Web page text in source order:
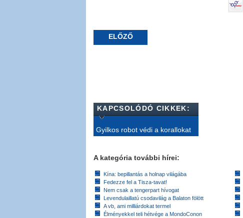
ELŐZŐ
KAPCSOLÓDÓ CIKKEK:
Gyilkos robot védi a korallokat
A kategória további hírei:
Kína: bepillantás a holnap világába
Fedezze fel a Tisza-tavat!
Nem csak a tengerpart hívogat
Levendulaillatú csodavilág a Balaton fölött
A vb, ami milliárdokat termel
Élményekkel teli hétvége a MondoConon